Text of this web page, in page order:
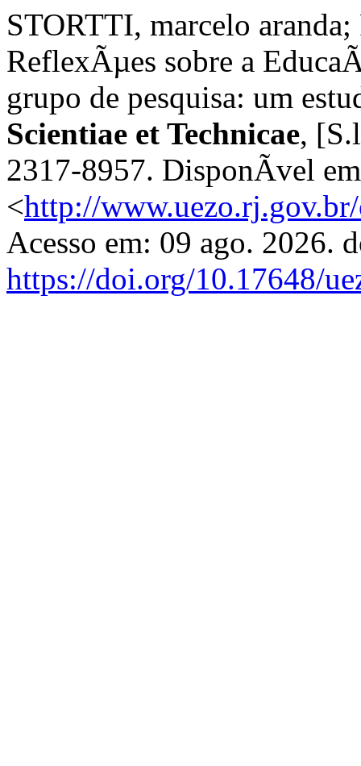
STORTTI, marcelo
ReflexÃµes sobre a
grupo de pesquisa: um
Scientiae et Technicae,
2317-8957. DisponÃ­vel
<http://
Acesso em: 09 ago. 2026.
https://doi.org/10.17648/